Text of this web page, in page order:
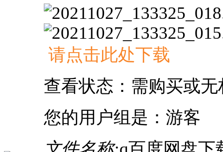
请点击此处下载
查看状态：需购买或无
您的用户组是：游客